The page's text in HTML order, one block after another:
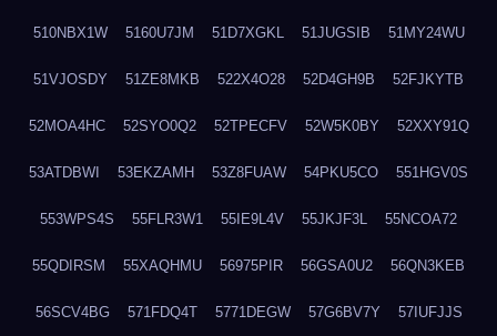
510NBX1W 5160U7JM 51D7XGKL 51JUGSIB 51MY24WU
51VJOSDY 51ZE8MKB 522X4O28 52D4GH9B 52FJKYTB
52MOA4HC 52SYO0Q2 52TPECFV 52W5K0BY 52XXY91Q
53ATDBWI 53EKZAMH 53Z8FUAW 54PKU5CO 551HGV0S
553WPS4S 55FLR3W1 55IE9L4V 55JKJF3L 55NCOA72
55QDIRSM 55XAQHMU 56975PIR 56GSA0U2 56QN3KEB
56SCV4BG 571FDQ4T 5771DEGW 57G6BV7Y 57IUFJJS